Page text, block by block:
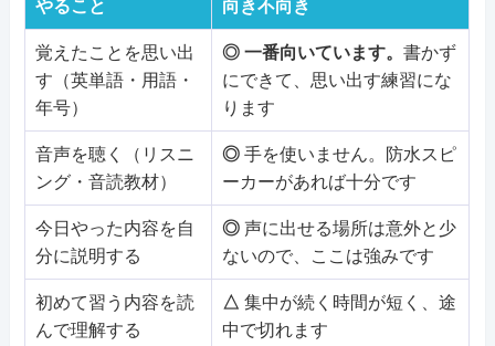
やること 向き不向き
覚えたことを思い出
す（英単語・用語・
年号）
◎ 一番向いています。 書かず
にできて、思い出す練習にな
ります
音声を聴く（リスニ
ング・音読教材）
◎手を使いません。防水スピ
ーカーがあれば十分です
今日やった内容を自
分に説明する
◎声に出せる場所は意外と少
ないので、ここは強みです
初めて習う内容を読
んで理解する
△ 集中が続く時間が短く、途
中で切れます